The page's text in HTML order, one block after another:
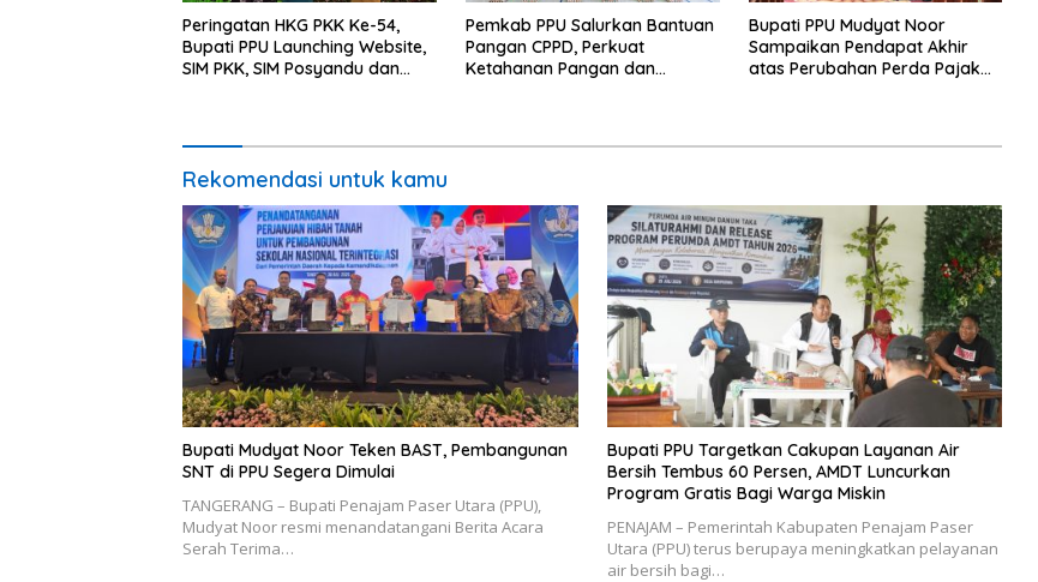
Peringatan HKG PKK Ke-54,
Bupati PPU Launching Website,
SIM PKK, SIM Posyandu dan
Pemkab PPU Salurkan Bantuan
Pangan CPPD, Perkuat
Ketahanan Pangan dan
Bupati PPU Mudyat Noor
Sampaikan Pendapat Akhir
atas Perubahan Perda Pajak
Rekomendasi untuk kamu
Bupati Mudyat Noor Teken BAST, Pembangunan
SNT di PPU Segera Dimulai
TANGERANG – Bupati Penajam Paser Utara (PPU),
Mudyat Noor resmi menandatangani Berita Acara
Serah Terima…
Bupati PPU Targetkan Cakupan Layanan Air
Bersih Tembus 60 Persen, AMDT Luncurkan
Program Gratis Bagi Warga Miskin
PENAJAM – Pemerintah Kabupaten Penajam Paser
Utara (PPU) terus berupaya meningkatkan pelayanan
air bersih bagi…